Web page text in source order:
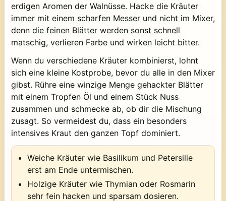
erdigen Aromen der Walnüsse. Hacke die Kräuter
immer mit einem scharfen Messer und nicht im Mixer,
denn die feinen Blätter werden sonst schnell
matschig, verlieren Farbe und wirken leicht bitter.
Wenn du verschiedene Kräuter kombinierst, lohnt
sich eine kleine Kostprobe, bevor du alle in den Mixer
gibst. Rühre eine winzige Menge gehackter Blätter
mit einem Tropfen Öl und einem Stück Nuss
zusammen und schmecke ab, ob dir die Mischung
zusagt. So vermeidest du, dass ein besonders
intensives Kraut den ganzen Topf dominiert.
Weiche Kräuter wie Basilikum und Petersilie
erst am Ende untermischen.
Holzige Kräuter wie Thymian oder Rosmarin
sehr fein hacken und sparsam dosieren.